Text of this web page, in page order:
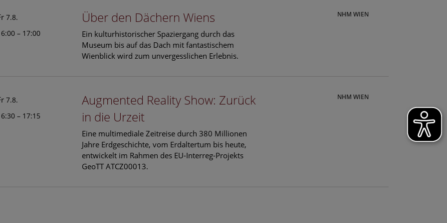
7.8.
– 17:00
Über den Dächern Wiens
Ein kulturhistorischer Spaziergang durch das
Museum bis auf das Dach mit fantastischem
Wienblick wird zum unvergesslichen Erlebnis.
NHM WIEN
7.8.
– 17:15
Augmented Reality Show: Zurück
in die Urzeit
Eine multimediale Zeitreise durch 380 Millionen
Jahre Erdgeschichte, vom Erdaltertum bis heute,
entwickelt im Rahmen des EU-Interreg-Projekts
GeoTT ATCZ00013.
NHM WIEN